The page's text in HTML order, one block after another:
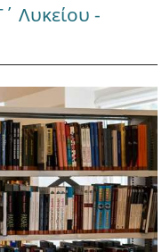
Λυκείου -